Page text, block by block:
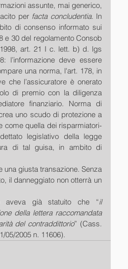
assunte, mai generico,
per facta concludentia. In
di consenso informato sui
e 30 del regolamento Consob
art. 21 I c. lett. b) d. lgs
l’informazione deve essere
una norma, l'art. 178, in
che l’assicuratore è onerato
di premio con la diligenza
finanziario. Norma di
uno scudo di protezione a
come quella dei risparmiatori-
legislativo della legge
di tal guisa, in ambito di
una giusta transazione. Senza
il danneggiato non otterrà un
aveva già statuito che “il
della lettera raccomandata
del contraddittorio” (Cass.
05/2005 n. 11606).